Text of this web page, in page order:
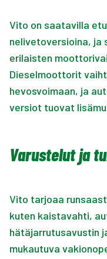
Vito on saatavilla
nelivetoversioina, ja
erilaisten
Dieselmoottorit
hevosvoimaan, ja
versiot tuovat
Varustelut ja
Vito tarjoaa
kuten kaistavahti,
hätäjarrutusavustin
mukautuva